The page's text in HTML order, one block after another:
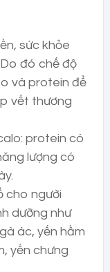
sức khỏe
đó chế độ
và protein để
vết thương
protein có
lượng có
cho người
dưỡng như
ác, yến hầm
yến chưng